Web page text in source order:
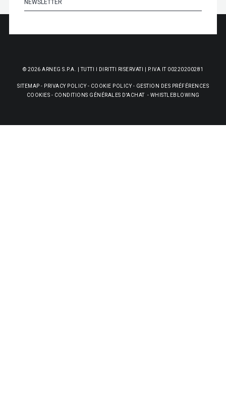
© 2026 ARNEG S.P.A. | TUTTI I DIRITTI RISERVATI | P.IVA IT 00220200281
SITEMAP - PRIVACY POLICY- COOKIE POLICY- GESTION DES PRÉFÉRENCES
COOKIES - CONDITIONS GÉNÉRALES D'ACHAT- WHISTLEBLOWING